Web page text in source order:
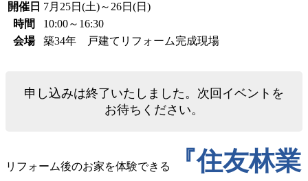
開催日 7月25日(土)～26日(日)
時間
10:00～16:30
会場
築34年 戸建てリフォーム完成現場
申し込みは終了いたしました。次回イベントを
お待ちください。
リフォーム後のお家を体験できる
『住友林業